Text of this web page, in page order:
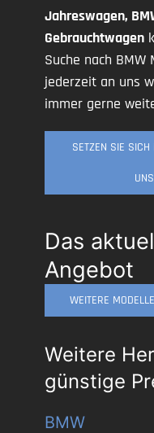
Jahreswagen,
Gebrauchtwagen
Suche nach
jederzeit an uns
immer gerne
SETZEN SIE SICH
Das
Angebot
WEITERE
Weitere
günstige
BMW